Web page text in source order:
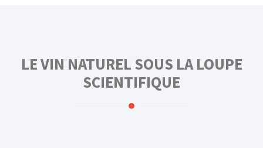
LE VIN NATUREL SOUS LA LOUPE
SCIENTIFIQUE